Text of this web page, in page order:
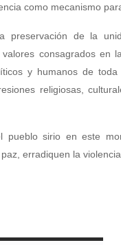
como mecanismo
preservación de la
consagrados
y humanos de
religiosas,
pueblo sirio en este
erradiquen la